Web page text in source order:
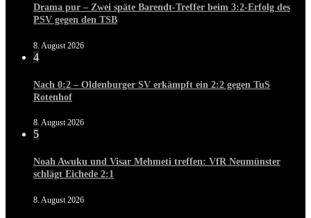
Drama pur – Zwei späte Barendt-Treffer beim 3:2-Erfolg des
PSV gegen den TSB
8. August 2026
4
Nach 0:2 – Oldenburger SV erkämpft ein 2:2 gegen TuS
Rotenhof
8. August 2026
5
Noah Awuku und Visar Mehmeti treffen: VfR Neumünster
schlägt Eichede 2:1
8. August 2026